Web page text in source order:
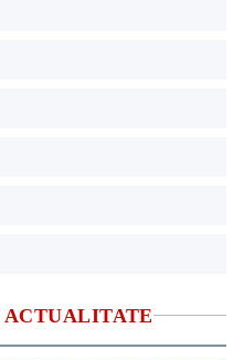
ACTUALITATE